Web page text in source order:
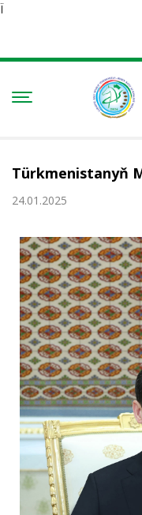
Ï
Türkmenistanyň
24.01.2025